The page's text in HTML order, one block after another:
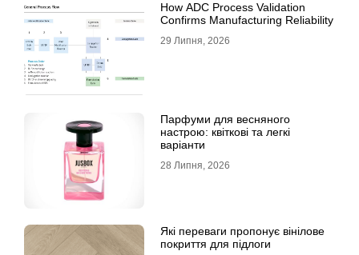
How ADC Process Validation
Confirms Manufacturing Reliability
29 Липня, 2026
Парфуми для весняного
настрою: квіткові та легкі
варіанти
28 Липня, 2026
Які переваги пропонує вінілове
покриття для підлоги